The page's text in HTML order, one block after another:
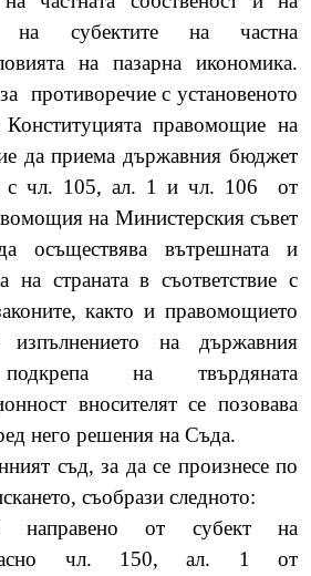
на субектите на частна
на пазарна икономика.
противоречие с установеното
правомощие на
да приема държавния бюджет
с чл. 105, ал. 1 и чл. 106
от
на Министерския съвет
осъществява вътрешната и
на страната в съответствие с
както и правомощието
на държавния
на твърдяната
вносителят се позовава
него решения на Съда.
съд, за да се произнесе по
съобрази следното:
направено от субект на
чл. 150, ал. 1 от